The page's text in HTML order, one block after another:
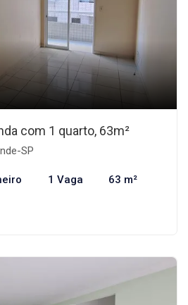
com 1 quarto, 63m²
SP
1 Vaga 63 m²